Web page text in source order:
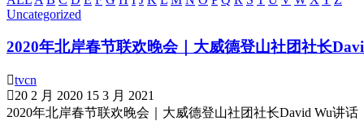
Uncategorized
2020年北岸春节联欢晚会｜大威德登山社团社长
tvcn
20 2 月 2020 15 3 月 2021
2020年北岸春节联欢晚会｜大威德登山社团社长David Wu讲话